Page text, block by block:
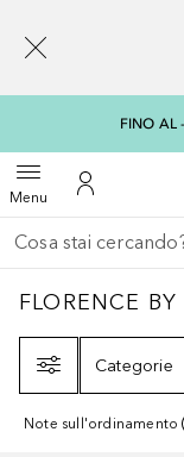
FINO AL
MenuApri menuAl Mio
Torna indietro
Esegui ricerca
FLORENCE
FLORENCE
Categorie
Note sull'ordinamento